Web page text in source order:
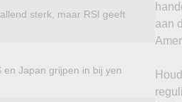
sterk, maar RSI geeft
Japan grijpen in bij yen
aan